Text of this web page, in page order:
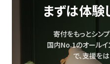
まずは体験
寄付をもっとシン
国内No.1のオールイ
で、支援をは